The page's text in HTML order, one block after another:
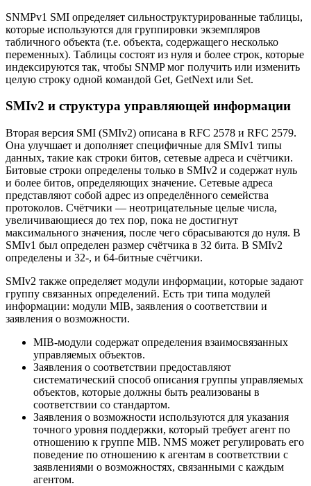
SNMPv1 SMI определяет сильноструктурированные таблицы,
которые используются для группировки экземпляров
табличного объекта (т.е. объекта, содержащего несколько
переменных). Таблицы состоят из нуля и более строк, которые
индексируются так, чтобы SNMP мог получить или изменить
целую строку одной командой Get, GetNext или Set.
SMIv2 и структура управляющей информации
Вторая версия SMI (SMIv2) описана в RFC 2578 и RFC 2579.
Она улучшает и дополняет специфичные для SMIv1 типы
данных, такие как строки битов, сетевые адреса и счётчики.
Битовые строки определены только в SMIv2 и содержат нуль
и более битов, определяющих значение. Сетевые адреса
представляют собой адрес из определённого семейства
протоколов. Счётчики — неотрицательные целые числа,
увеличивающиеся до тех пор, пока не достигнут
максимального значения, после чего сбрасываются до нуля. В
SMIv1 был определен размер счётчика в 32 бита. В SMIv2
определены и 32-, и 64-битные счётчики.
SMIv2 также определяет модули информации, которые задают
группу связанных определений. Есть три типа модулей
информации: модули MIB, заявления о соответствии и
заявления о возможности.
MIB-модули содержат определения взаимосвязанных
управляемых объектов.
Заявления о соответствии предоставляют
систематический способ описания группы управляемых
объектов, которые должны быть реализованы в
соответствии со стандартом.
Заявления о возможности используются для указания
точного уровня поддержки, который требует агент по
отношению к группе MIB. NMS может регулировать его
поведение по отношению к агентам в соответствии с
заявлениями о возможностях, связанными с каждым
агентом.